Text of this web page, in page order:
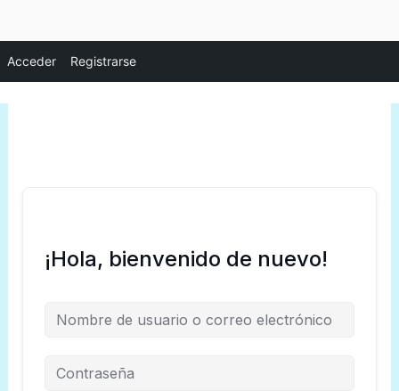
Acceder Registrarse
¡Hola, bienvenido de nuevo!